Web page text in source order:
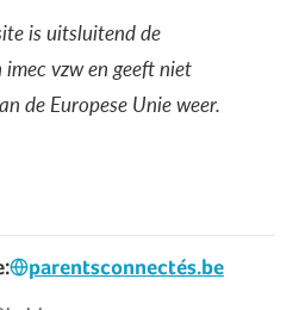
is uitsluitend de
vzw en geeft niet
de Europese Unie weer.
parentsconnectés.be